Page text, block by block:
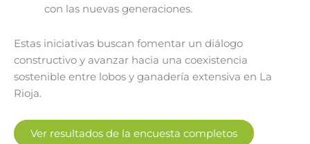
con las nuevas generaciones.
Estas iniciativas buscan fomentar un diálogo
constructivo y avanzar hacia una coexistencia
sostenible entre lobos y ganadería extensiva en La
Rioja.
Ver resultados de la encuesta completos